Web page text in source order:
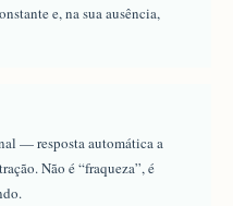
e, na sua ausência,
— resposta automática a
Não é “fraqueza”, é